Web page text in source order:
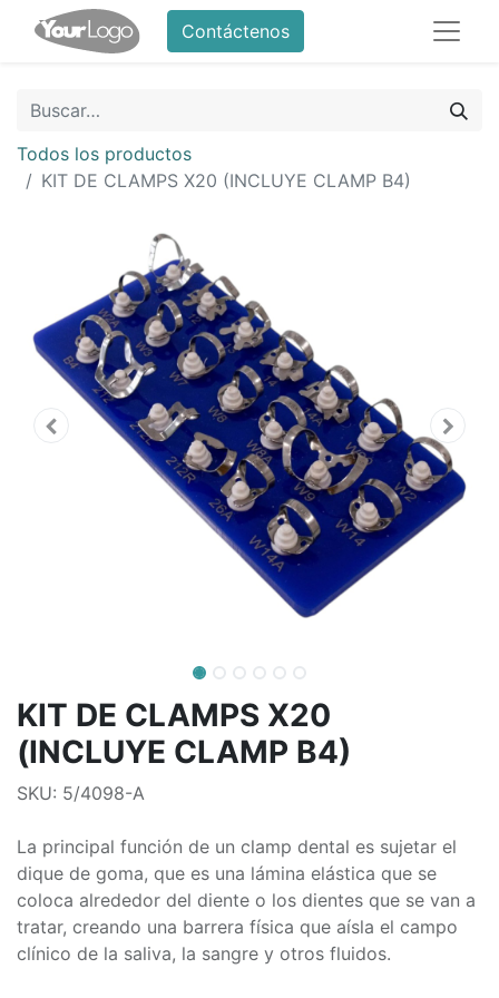
Contáctenos
Todos los productos
KIT DE CLAMPS X20 (INCLUYE CLAMP B4)
KIT DE CLAMPS X20
(INCLUYE CLAMP B4)
SKU: 5/4098-A
La principal función de un clamp dental es sujetar el
dique de goma, que es una lámina elástica que se
coloca alrededor del diente o los dientes que se van a
tratar, creando una barrera física que aísla el campo
clínico de la saliva, la sangre y otros fluidos.